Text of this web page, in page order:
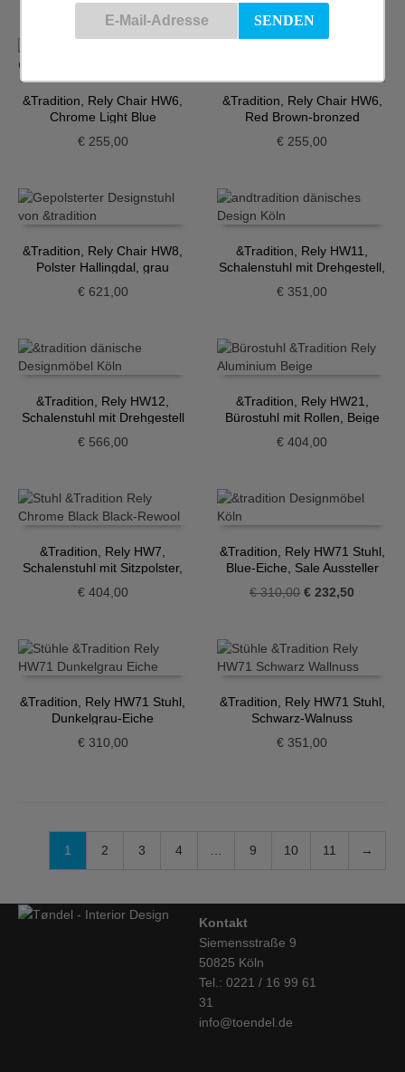
&Tradition, Rely Chair HW6,
Chrome Light Blue
€255,00
&Tradition, Rely Chair HW6,
Red Brown-bronzed
€ 255,00
&Tradition, Rely Chair HW8,
Polster Hallingdal, grau
€621,00
&Tradition, Rely HW11,
Schalenstuhl mit Drehgestell,
€ 351,00
&Tradition, Rely HW12,
Schalenstuhl mit Drehgestell
€566,00
&Tradition, Rely HW21,
Bürostuhl mit Rollen, Beige
€ 404,00
&Tradition, Rely HW7,
Schalenstuhl mit Sitzpolster,
€404,00
&Tradition, Rely HW71 Stuhl,
Blue-Eiche, Sale Aussteller
€310,00 Ursprünglicher
€ 310,00
€ 232,50
€
&Tradition, Rely HW71 Stuhl,
Dunkelgrau-Eiche
€310,00
&Tradition, Rely HW71 Stuhl,
Schwarz-Walnuss
€ 351,00
1 2 3 4 9 10 11 →
Kontakt
Siemensstraße 9
50825 Köln
Tel.: 0221 / 16 99 61
31
info@toendel.de